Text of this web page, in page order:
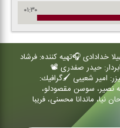
۰۱:۳۰
خدادادی 🎧تهیه كننده: فرشاد
حیدر صفدری 📽️
امیر شعیبی 🖌️گرافیك:
نصیر، سوسن مقصودلو،
نیا، ماندانا محسنی، فریبا